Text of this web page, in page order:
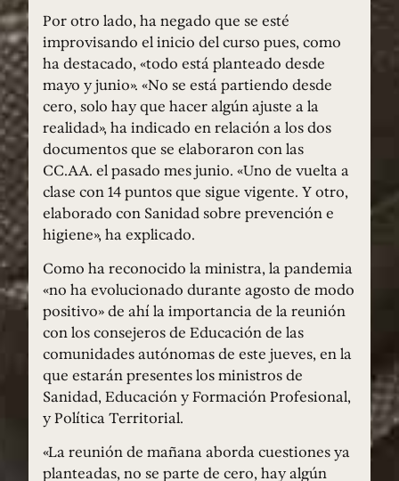
Por otro lado, ha negado que se esté
improvisando el inicio del curso pues, como
ha destacado, «todo está planteado desde
mayo y junio». «No se está partiendo desde
cero, solo hay que hacer algún ajuste a la
realidad», ha indicado en relación a los dos
documentos que se elaboraron con las
CC.AA. el pasado mes junio. «Uno de vuelta a
clase con 14 puntos que sigue vigente. Y otro,
elaborado con Sanidad sobre prevención e
higiene», ha explicado.
Como ha reconocido la ministra, la pandemia
«no ha evolucionado durante agosto de modo
positivo» de ahí la importancia de la reunión
con los consejeros de Educación de las
comunidades autónomas de este jueves, en la
que estarán presentes los ministros de
Sanidad, Educación y Formación Profesional,
y Política Territorial.
«La reunión de mañana aborda cuestiones ya
planteadas, no se parte de cero, hay algún